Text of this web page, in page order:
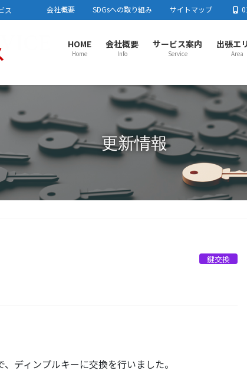
ス 会社概要 SDGsへの取り組み サイトマップ
HOME
Home
会社概要
Info
サービス案内
Service
出張エ
Area
さいたま市センター
さいたま市川口市蕨市戸田市
足立区
練馬区
上尾市センター
上尾市蓮田市行田市羽生市鴻巣市 桶川市北本市
白岡市伊奈町川島町吉見町
朝霞市志木市和光市
新座市富士見市日高市 東村山市周辺
更新情報
鍵交換
ディンプルキーに交換を行いました。